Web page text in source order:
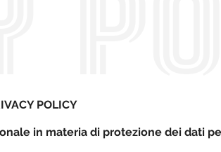
POLICY
in materia di protezione dei dati